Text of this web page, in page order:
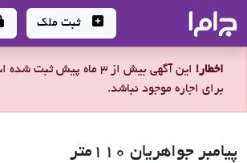
- سامانه جامع املاک و
ثبت ملک
اخطار!
این آگهی بیش از 3 ماه پیش
برای اجاره موجود نباشد.
پیامبر جواهریان 110متر